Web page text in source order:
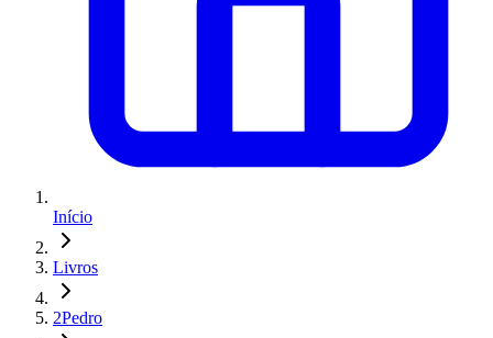
Início
Livros
2Pedro